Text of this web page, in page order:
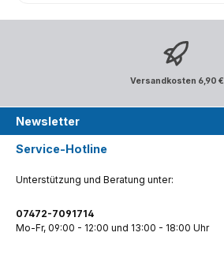
Versandkosten 6,90 €
Newsletter
Service-Hotline
Unterstützung und Beratung unter:
07472-7091714
Mo-Fr, 09:00 - 12:00 und 13:00 - 18:00 Uhr